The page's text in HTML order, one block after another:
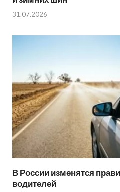
31.07.2026
В России изменятся
водителей